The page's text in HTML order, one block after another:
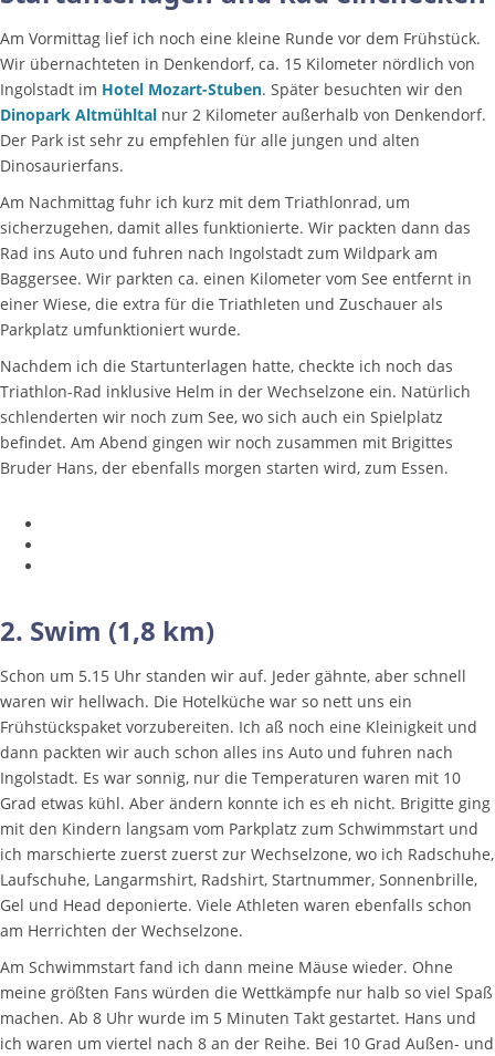
Am Vormittag lief ich noch eine kleine Runde vor dem Frühstück.
Wir übernachteten in Denkendorf, ca. 15 Kilometer nördlich von
Ingolstadt im Hotel Mozart-Stuben. Später besuchten wir den
Dinopark Altmühltal nur 2 Kilometer außerhalb von Denkendorf.
Der Park ist sehr zu empfehlen für alle jungen und alten
Dinosaurierfans.
Am Nachmittag fuhr ich kurz mit dem Triathlonrad, um
sicherzugehen, damit alles funktionierte. Wir packten dann das
Rad ins Auto und fuhren nach Ingolstadt zum Wildpark am
Baggersee. Wir parkten ca. einen Kilometer vom See entfernt in
einer Wiese, die extra für die Triathleten und Zuschauer als
Parkplatz umfunktioniert wurde.
Nachdem ich die Startunterlagen hatte, checkte ich noch das
Triathlon-Rad inklusive Helm in der Wechselzone ein. Natürlich
schlenderten wir noch zum See, wo sich auch ein Spielplatz
befindet. Am Abend gingen wir noch zusammen mit Brigittes
Bruder Hans, der ebenfalls morgen starten wird, zum Essen.
2. Swim (1,8 km)
Schon um 5.15 Uhr standen wir auf. Jeder gähnte, aber schnell
waren wir hellwach. Die Hotelküche war so nett uns ein
Frühstückspaket vorzubereiten. Ich aß noch eine Kleinigkeit und
dann packten wir auch schon alles ins Auto und fuhren nach
Ingolstadt. Es war sonnig, nur die Temperaturen waren mit 10
Grad etwas kühl. Aber ändern konnte ich es eh nicht. Brigitte ging
mit den Kindern langsam vom Parkplatz zum Schwimmstart und
ich marschierte zuerst zuerst zur Wechselzone, wo ich Radschuhe,
Laufschuhe, Langarmshirt, Radshirt, Startnummer, Sonnenbrille,
Gel und Head deponierte. Viele Athleten waren ebenfalls schon
am Herrichten der Wechselzone.
Am Schwimmstart fand ich dann meine Mäuse wieder. Ohne
meine größten Fans würden die Wettkämpfe nur halb so viel Spaß
machen. Ab 8 Uhr wurde im 5 Minuten Takt gestartet. Hans und
ich waren um viertel nach 8 an der Reihe. Bei 10 Grad Außen- und